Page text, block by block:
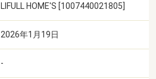
LIFULL HOME'S [1007440021805]
2026年1月19日
-